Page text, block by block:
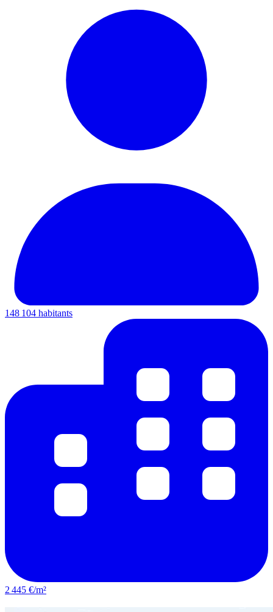
148 104 habitants
2 445 €/m²